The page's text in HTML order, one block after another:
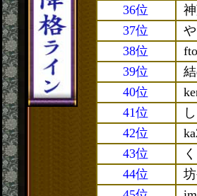
36位
37位
38位
39位
40位
41位
42位
43位
44位